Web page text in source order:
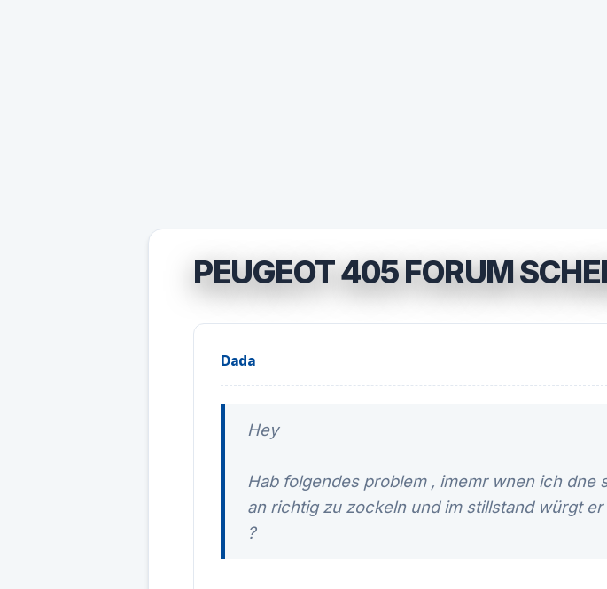
PEUGEOT 405 FORUM
Dada
Hey
Hab folgendes problem , imemr wnen ich
an richtig zu zockeln und im stillstand würgt
?